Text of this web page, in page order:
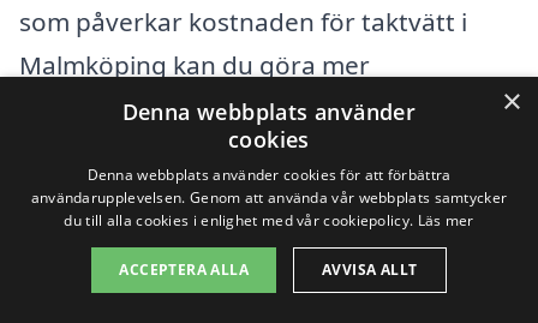
som påverkar kostnaden för taktvätt i
Malmköping kan du göra mer
informerade beslut och få ett renare tak
utan att överskrida din budget.
Få 3 erbjudanden, gratis och utan
förpliktelser
×
Denna webbplats använder
cookies
Denna webbplats använder cookies för att förbättra
användarupplevelsen. Genom att använda vår webbplats samtycker
du till alla cookies i enlighet med vår cookiepolicy. Läs mer
ACCEPTERA ALLA AVVISA ALLT